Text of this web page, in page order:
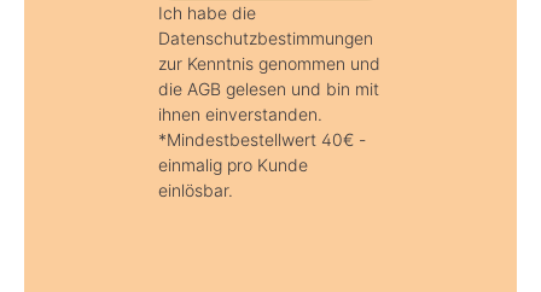
Ich habe die
Datenschutzbestimmungen
zur Kenntnis genommen und
die AGB gelesen und bin mit
ihnen einverstanden.
*Mindestbestellwert 40€ -
einmalig pro Kunde
einlösbar.